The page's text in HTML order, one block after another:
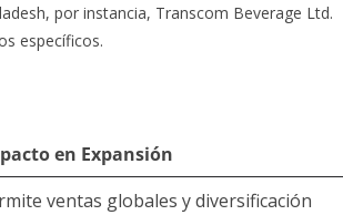
por instancia, Transcom Beverage Ltd.
específicos.
en Expansión
ventas globales y diversificación